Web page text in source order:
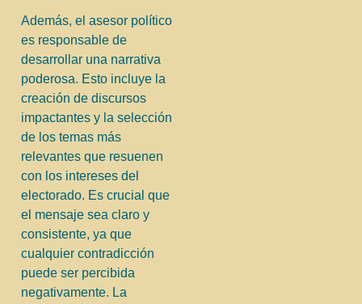
Además, el asesor político
es responsable de
desarrollar una narrativa
poderosa. Esto incluye la
creación de discursos
impactantes y la selección
de los temas más
relevantes que resuenen
con los intereses del
electorado. Es crucial que
el mensaje sea claro y
consistente, ya que
cualquier contradicción
puede ser percibida
negativamente. La